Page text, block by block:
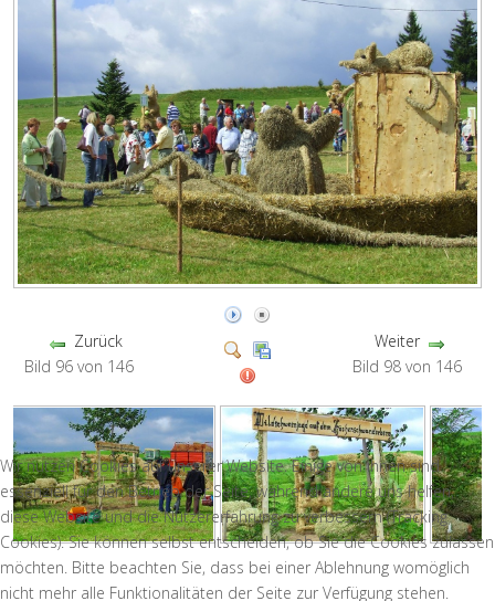
Zurück
Bild 96 von 146
Weiter
Bild 98 von 146
Wir nutzen Cookies auf unserer Website. Einige von ihnen sind
essenziell für den Betrieb der Seite, während andere uns helfen,
diese Website und die Nutzererfahrung zu verbessern (Tracking
Cookies). Sie können selbst entscheiden, ob Sie die Cookies zulassen
möchten. Bitte beachten Sie, dass bei einer Ablehnung womöglich
nicht mehr alle Funktionalitäten der Seite zur Verfügung stehen.